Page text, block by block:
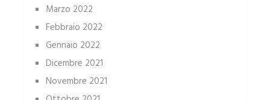
Marzo 2022
Febbraio 2022
Gennaio 2022
Dicembre 2021
Novembre 2021